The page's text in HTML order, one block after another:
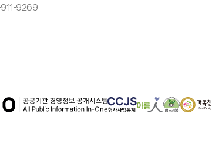
9269